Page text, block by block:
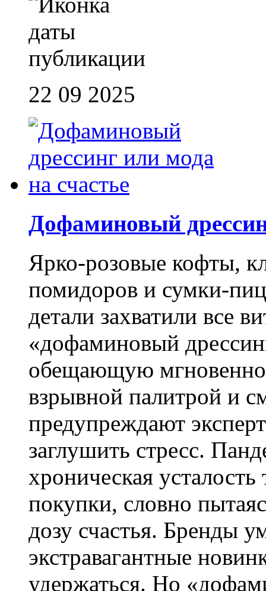
22 09 2025
Дофаминовый
Ярко-розовые кофты,
помидоров и сумки-
детали захватили все
«дофаминовый
обещающую
взрывной палитрой и
предупреждают
заглушить стресс.
хроническая
покупки, словно
дозу счастья. Бренды
экстравагантные
удержаться. Но